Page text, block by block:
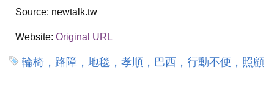
Source: newtalk.tw
Website: Original URL
輪椅，路障，地毯，孝順，巴西，行動不便，照顧